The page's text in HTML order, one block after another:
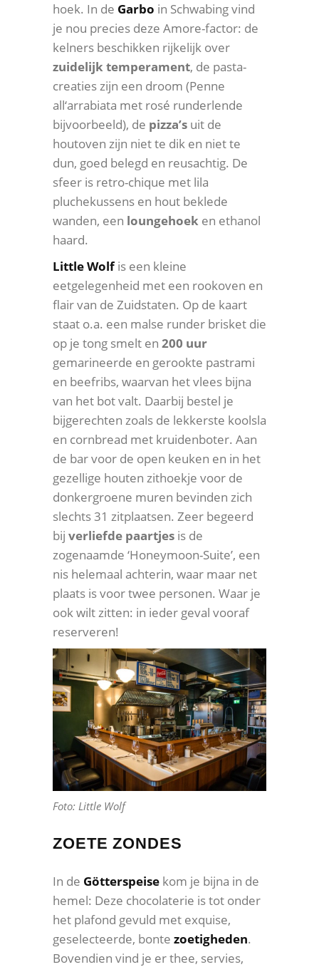
hoek. In de Garbo in Schwabing vind
je nou precies deze Amore-factor: de
kelners beschikken rijkelijk over
zuidelijktemperament, de pasta-
creaties zijn een droom (Penne
all‘arrabiata met rosé runderlende
bijvoorbeeld), de pizza’s uit de
houtoven zijn niet te dik en niet te
dun, goed belegd en reusachtig. De
sfeer is retro-chique met lila
pluchekussens en hout beklede
wanden, een loungehoek en ethanol
haard.
Little Wolfis een kleine
eetgelegenheid met een rookoven en
flair van de Zuidstaten. Op de kaart
staat o.a. een malse runder brisket die
op je tong smelt en 200 uur
gemarineerde en gerookte pastrami
en beefribs, waarvan het vlees bijna
van het bot valt. Daarbij bestel je
bijgerechten zoals de lekkerste koolsla
en cornbread met kruidenboter. Aan
de bar voor de open keuken en in het
gezellige houten zithoekje voor de
donkergroene muren bevinden zich
slechts 31 zitplaatsen. Zeer begeerd
bij verliefde paartjes is de
zogenaamde ‘Honeymoon-Suite’, een
nis helemaal achterin, waar maar net
plaats is voor twee personen. Waar je
ook wilt zitten: in ieder geval vooraf
reserveren!
Foto: Little Wolf
ZOETE ZONDES
In de Götterspeise kom je bijna in de
hemel: Deze chocolaterie is tot onder
het plafond gevuld met exquise,
geselecteerde, bonte zoetigheden.
Bovendien vind je er thee, servies,